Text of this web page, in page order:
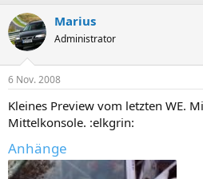
Marius
Administrator
6 Nov. 2008
Kleines Preview vom letzten WE.
Mittelkonsole. :elkgrin:
Anhänge